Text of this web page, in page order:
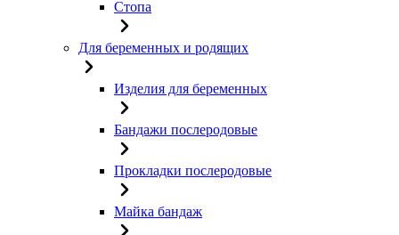
Стопа
Для беременных и родящих
Изделия для беременных
Бандажи послеродовые
Прокладки послеродовые
Майка бандаж